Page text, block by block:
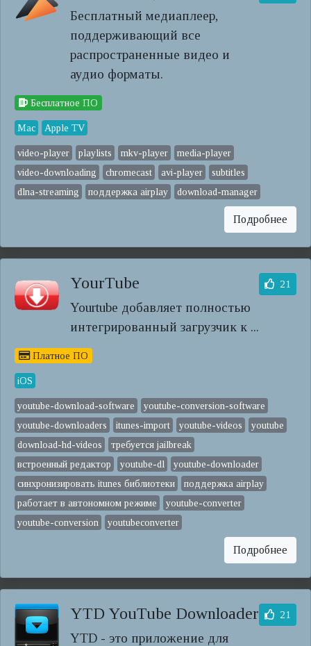
Бесплатный медиаплеер,
поддерживающий все
распространенные видео и
аудио форматы.
Бесплатное ПО
Mac Apple TV
video-player playlists mkv-player
media-player
video-downloading
chromecast avi-player
subtitles
dlna-streaming
поддержка airplay download-manager
Подробнее
YourTube
Yourtube добавляет полностью
интегрированный загрузчик к ...
21
Платное ПО
iOS
youtube-download-software
youtube-conversion-software
youtube-downloaders
itunes-import youtube-videos
youtube
download-hd-videos
требуется jailbreak
встроенный редактор
youtube-dl
youtube-downloader
синхронизировать itunes библиотеки
поддержка airplay
работает в автономном режиме
youtube-converter
youtube-conversion
youtubeconverter
Подробнее
YTD YouTube Downloader
YTD - это приложение для
21